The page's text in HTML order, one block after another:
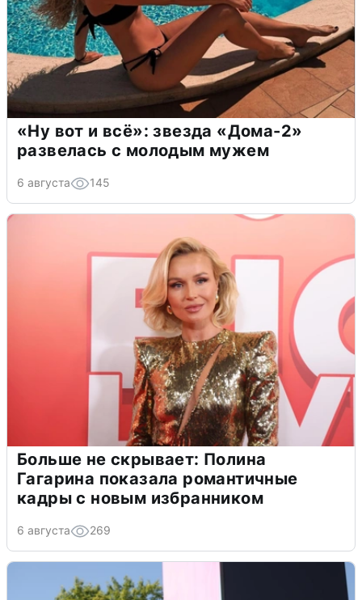
«Ну вот и всё»: звезда «Дома-2»
развелась с молодым мужем
6 августа 145
Больше не скрывает: Полина
Гагарина показала романтичные
кадры с новым избранником
6 августа 269